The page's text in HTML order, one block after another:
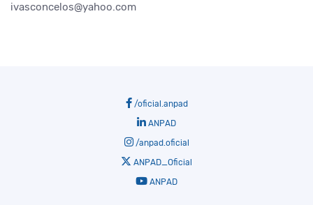
ivasconcelos@yahoo.com
/oficial.anpad
ANPAD
/anpad.oficial
ANPAD_Oficial
ANPAD